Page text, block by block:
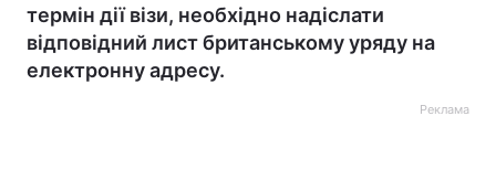
термін дії візи, необхідно надіслати
відповідний лист британському уряду на
електронну адресу.
Реклама